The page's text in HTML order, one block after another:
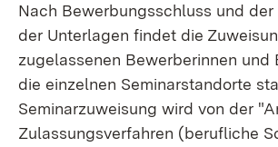
Nach Bewerbungsschluss und
der Unterlagen findet die
zugelassenen Bewerberinnen und
die einzelnen Seminarstandorte
Seminarzuweisung wird von der
Zulassungsverfahren (berufliche